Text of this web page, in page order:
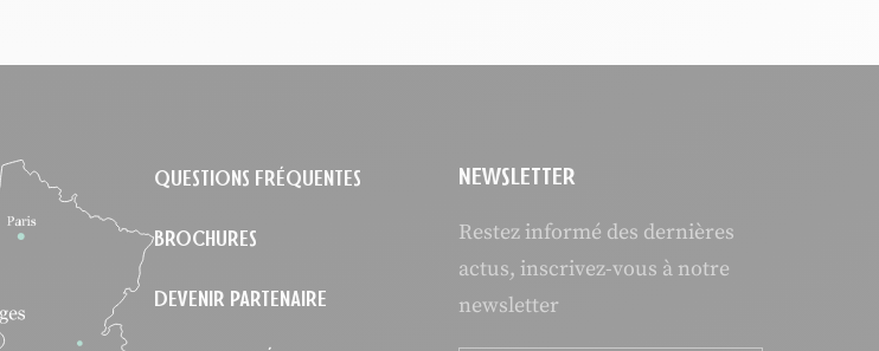
QUESTIONS FRÉQUENTES
BROCHURES
DEVENIR PARTENAIRE
NEWSLETTER
Restez informé des dernières
actus, inscrivez-vous à notre
newsletter